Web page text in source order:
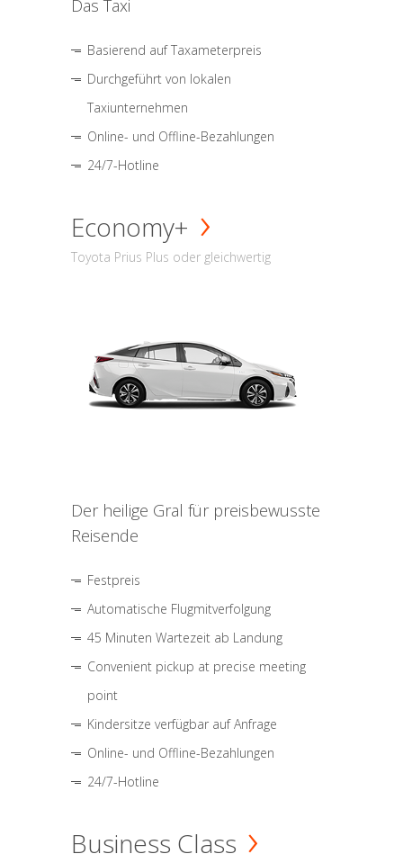
Das Taxi
Basierend auf Taxameterpreis
Durchgeführt von lokalen
Taxiunternehmen
Online- und Offline-Bezahlungen
24/7-Hotline
Economy+
Toyota Prius Plus oder gleichwertig
Der heilige Gral für preisbewusste
Reisende
Festpreis
Automatische Flugmitverfolgung
45 Minuten Wartezeit ab Landung
Convenient pickup at precise meeting
point
Kindersitze verfügbar auf Anfrage
Online- und Offline-Bezahlungen
24/7-Hotline
Business Class